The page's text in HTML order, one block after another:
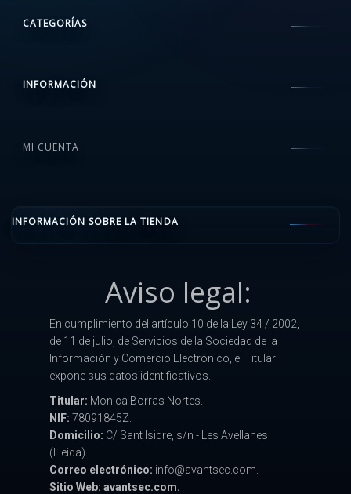
CATEGORÍAS
INFORMACIÓN
MI CUENTA
INFORMACIÓN SOBRE LA TIENDA
Aviso legal:
En cumplimiento del artículo 10 de la Ley 34 / 2002,
de 11 de julio, de Servicios de la Sociedad de la
Información y Comercio Electrónico, el Titular
expone sus datos identificativos.
Titular: Monica Borras Nortes.
NIF: 78091845Z.
Domicilio: C/ Sant Isidre, s/n - Les Avellanes
(Lleida).
Correo electrónico: info@avantsec.com.
Sitio Web: avantsec.com.